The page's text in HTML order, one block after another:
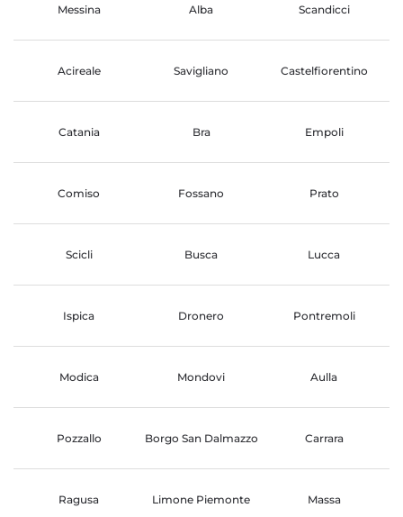
Messina Alba Scandicci
Acireale Savigliano Castelfiorentino
Catania Bra Empoli
Comiso Fossano Prato
Scicli Busca Lucca
Ispica Dronero Pontremoli
Modica Mondovi Aulla
Pozzallo Borgo San Dalmazzo Carrara
Ragusa Limone Piemonte Massa